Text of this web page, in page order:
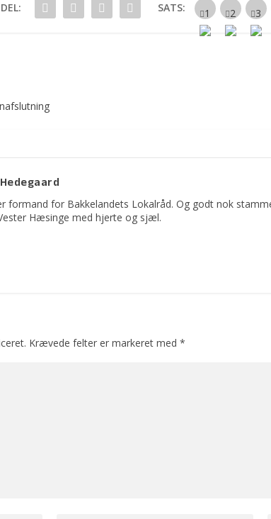
DEL: SATS:
formand for Bakkelandets Lokalråd. Og godt nok
Hæsinge med hjerte og sjæl.
Krævede felter er markeret med*